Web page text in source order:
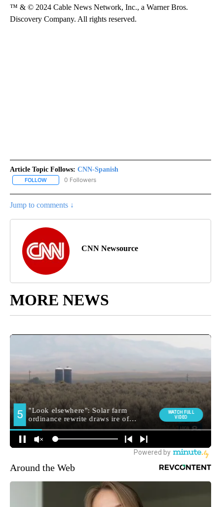
™ & © 2024 Cable News Network, Inc., a Warner Bros.
Discovery Company. All rights reserved.
Article Topic Follows: CNN-Spanish
FOLLOW FOLLOW "CNN-SPANISH" TO RECEIVE NOTIFICATIONS ABOUT
0 Followers
Jump to comments ↓
CNN Newsource
MORE NEWS
Around the Web